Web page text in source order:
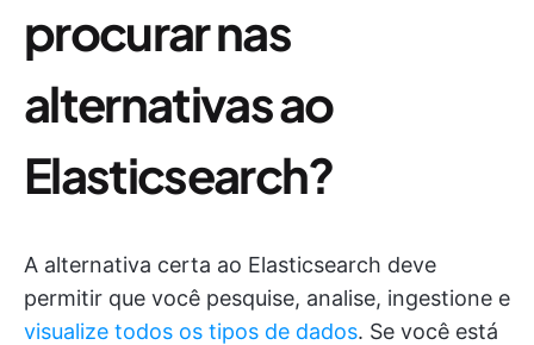
procurar nas
alternativas ao
Elasticsearch?
A alternativa certa ao Elasticsearch deve
permitir que você pesquise, analise, ingestione e
visualize todos os tipos de dados. Se você está